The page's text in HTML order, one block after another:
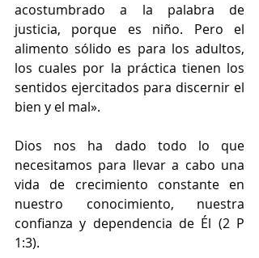
acostumbrado a la palabra de
justicia, porque es niño. Pero el
alimento sólido es para los adultos,
los cuales por la práctica tienen los
sentidos ejercitados para discernir el
bien y el mal».
Dios nos ha dado todo lo que
necesitamos para llevar a cabo una
vida de crecimiento constante en
nuestro conocimiento, nuestra
confianza y dependencia de Él (2 P
1:3).